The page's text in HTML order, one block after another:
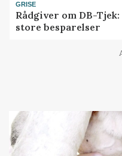
GRISE
Rådgiver om DB-
store besparelser